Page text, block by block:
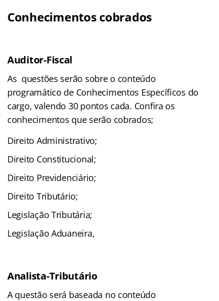
Conhecimentos cobrados
Auditor-Fiscal
As questões serão sobre o conteúdo
programático de Conhecimentos Específicos do
cargo, valendo 30 pontos cada. Confira os
conhecimentos que serão cobrados;
Direito Administrativo;
Direito Constitucional;
Direito Previdenciário;
Direito Tributário;
Legislação Tributária;
Legislação Aduaneira,
Analista-Tributário
A questão será baseada no conteúdo